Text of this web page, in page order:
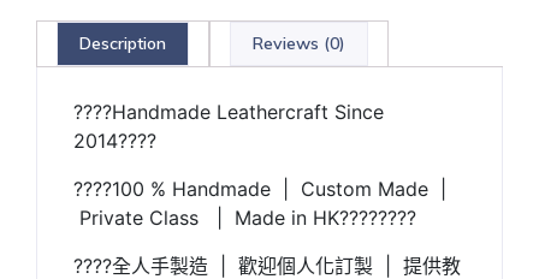
Description Reviews (0)
????Handmade Leathercraft Since
2014????
????100 % Handmade | Custom Made |
Private Class | Made in HK????????
????全人手製造 | 歡迎個人化訂製 | 提供教